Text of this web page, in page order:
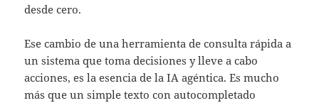
desde cero.
Ese cambio de una herramienta de consulta rápida a
un sistema que toma decisiones y lleve a cabo
acciones, es la esencia de la IA agéntica. Es mucho
más que un simple texto con autocompletado